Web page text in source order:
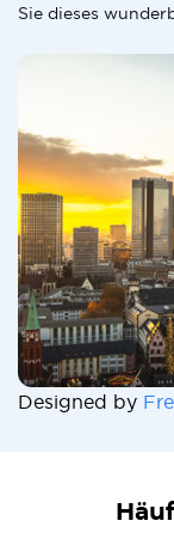
Sie dieses
Designed by